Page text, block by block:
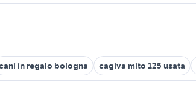
in regalo bologna cagiva mito 125 usata